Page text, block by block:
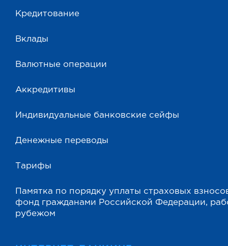
Кредитование
Вклады
Валютные операции
Аккредитивы
Индивидуальные банковские сейфы
Денежные переводы
Тарифы
Памятка по порядку уплаты страховых
фонд гражданами Российской Федерации,
рубежом